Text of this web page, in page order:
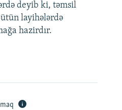
deyib ki, təmsil
layihələrdə
hazirdır.